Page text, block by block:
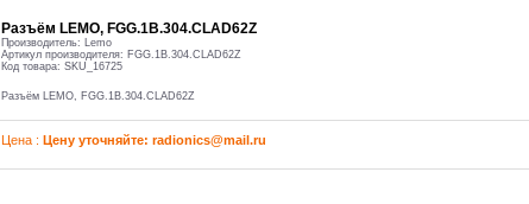
Разъём LEMO, FGG.1B.304.CLAD62Z
Производитель: Lemo
Артикул производителя: FGG.1B.304.CLAD62Z
Код товара: SKU_16725
Разъём LEMO, FGG.1B.304.CLAD62Z
Цена : Цену уточняйте: radioniсs@mail.ru